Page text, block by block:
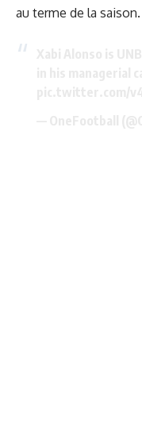
au terme de la saison.